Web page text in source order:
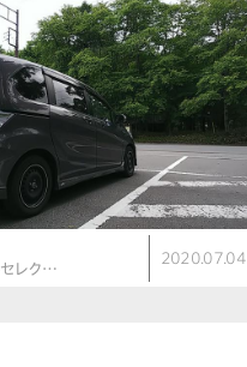
セレク…
2020.07.04